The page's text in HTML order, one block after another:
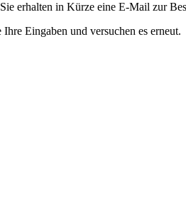
erhalten in Kürze eine E-Mail zur
Eingaben und versuchen es erneut.